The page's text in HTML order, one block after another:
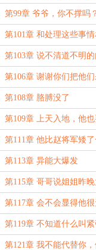
第99章 爷爷，你不撑吗
第101章 和处理这些事
宁愿去杀异兽
第103章 说不清道不明
第106章 谢谢你们把他们
第108章 胳膊没了
第109章 上天入地，他
到他的泱泱！
第111章 他比赵将军矮了
第113章 异能大爆发
第115章 哥哥说姐姐昨晚
第117章 会不会显得他很
第119章 不知道什么叫
第121章 我不能代替你